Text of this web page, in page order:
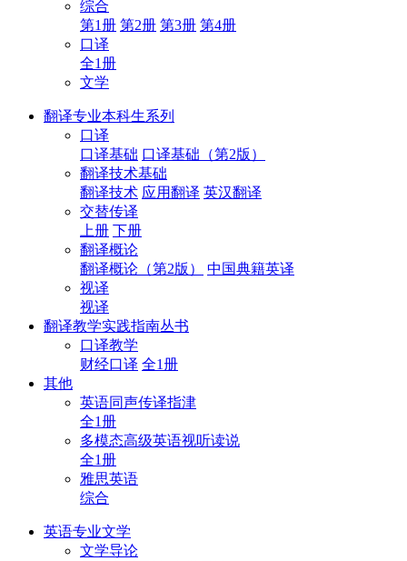
综合
第1册 第2册 第3册 第4册
口译
全1册
文学
翻译专业本科生系列
口译
口译基础 口译基础（第2版）
翻译技术基础
翻译技术 应用翻译 英汉翻译
交替传译
上册 下册
翻译概论
翻译概论（第2版）
中国典籍英译
视译
视译
翻译教学实践指南丛书
口译教学
财经口译 全1册
其他
英语同声传译指津
全1册
多模态高级英语视听读说
全1册
雅思英语
综合
英语专业文学
文学导论